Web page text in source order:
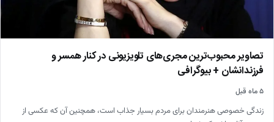
تصاویر محبوب‌ترین مجری‌های تلویزیونی در کنار همسر و
فرزندانشان + بیوگرافی
۵ ماه قبل
زندگی خصوصی هنرمندان برای مردم بسیار جذاب است، همچنین آن که عکسی از